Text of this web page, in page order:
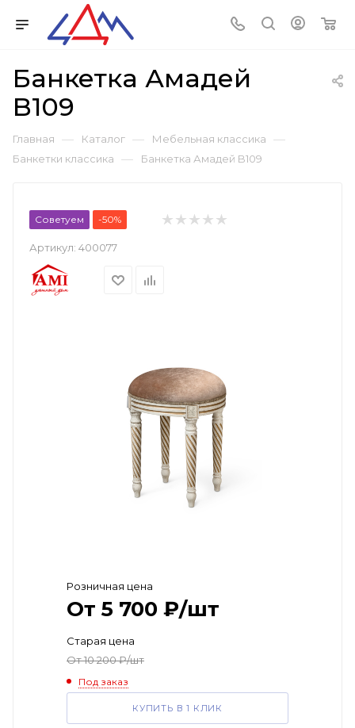
Банкетка Амадей
B109
Главная — Каталог — Мебельная классика —
Банкетки классика — Банкетка Амадей B109
Советуем -50%
Артикул: 400077
Розничная цена
От 5 700 ₽/шт
Старая цена
От10 200₽/шт
Под заказ
КУПИТЬ В 1 КЛИК